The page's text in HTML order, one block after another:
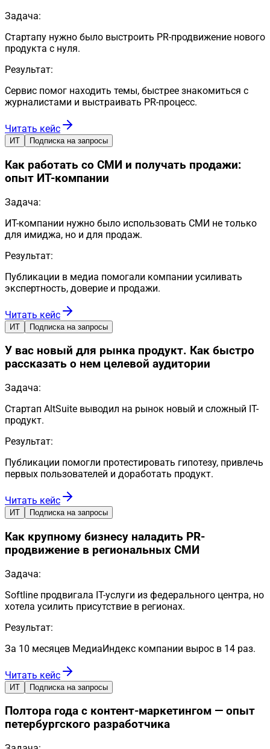
Задача:
Стартапу нужно было выстроить PR-продвижение нового
продукта с нуля.
Результат:
Сервис помог находить темы, быстрее знакомиться с
журналистами и выстраивать PR-процесс.
Читать кейс
ИТ Подписка на запросы
Как работать со СМИ и получать продажи:
опыт ИТ-компании
Задача:
ИТ-компании нужно было использовать СМИ не только
для имиджа, но и для продаж.
Результат:
Публикации в медиа помогали компании усиливать
экспертность, доверие и продажи.
Читать кейс
ИТ Подписка на запросы
У вас новый для рынка продукт. Как быстро
рассказать о нем целевой аудитории
Задача:
Стартап AltSuite выводил на рынок новый и сложный IT-
продукт.
Результат:
Публикации помогли протестировать гипотезу, привлечь
первых пользователей и доработать продукт.
Читать кейс
ИТ Подписка на запросы
Как крупному бизнесу наладить PR-
продвижение в региональных СМИ
Задача:
Softline продвигала IT-услуги из федерального центра, но
хотела усилить присутствие в регионах.
Результат:
За 10 месяцев МедиаИндекс компании вырос в 14 раз.
Читать кейс
ИТ Подписка на запросы
Полтора года с контент-маркетингом — опыт
петербургского разработчика